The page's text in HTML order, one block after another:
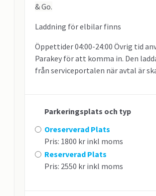
& Go.
Laddning för elbilar finns
Öppettider 04:00-24:00 Övrig tid
Parakey för att komma in. Den
från serviceportalen när avtal är
Parkeringsplats och typ
Oreserverad Plats
Pris: 1800 kr inkl moms
Reserverad Plats
Pris: 2550 kr inkl moms